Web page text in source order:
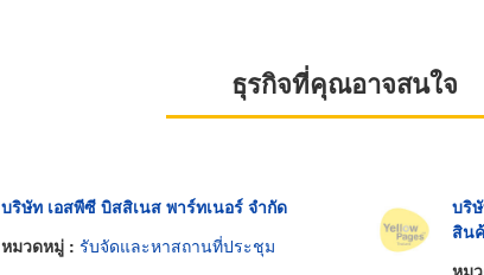
ธุรกิจที่คุณอาจสนใจ
บริษัท เอสพีซี บิสสิเนส พาร์ทเนอร์ จำกัด
หมวดหมู่ : รับจัดและหาสถานที่ประชุม
บริ
สิน